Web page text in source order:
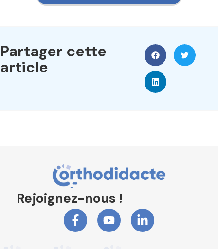
Partager cette
article
Rejoignez-nous !